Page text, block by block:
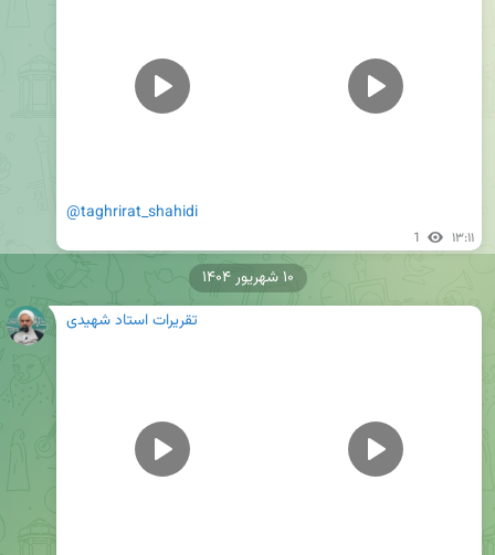
@taghrirat_shahidi
1 ۱۳:۱۱
تقریرات استاد شهیدی
۱۰ شهریور ۱۴۰۴